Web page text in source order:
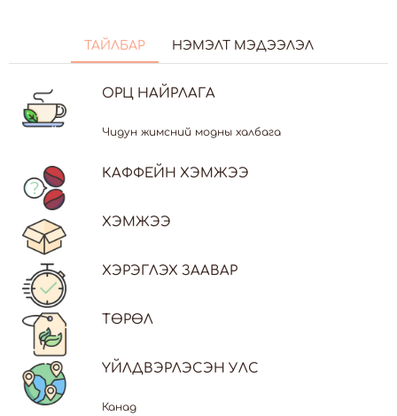
ТАЙЛБАР НЭМЭЛТ МЭДЭЭЛЭЛ
ОРЦ НАЙРЛАГА
Чидун жимсний модны халбага
КАФФЕЙН ХЭМЖЭЭ
ХЭМЖЭЭ
ХЭРЭГЛЭХ ЗААВАР
ТӨРӨЛ
ҮЙЛДВЭРЛЭСЭН УЛС
Канад